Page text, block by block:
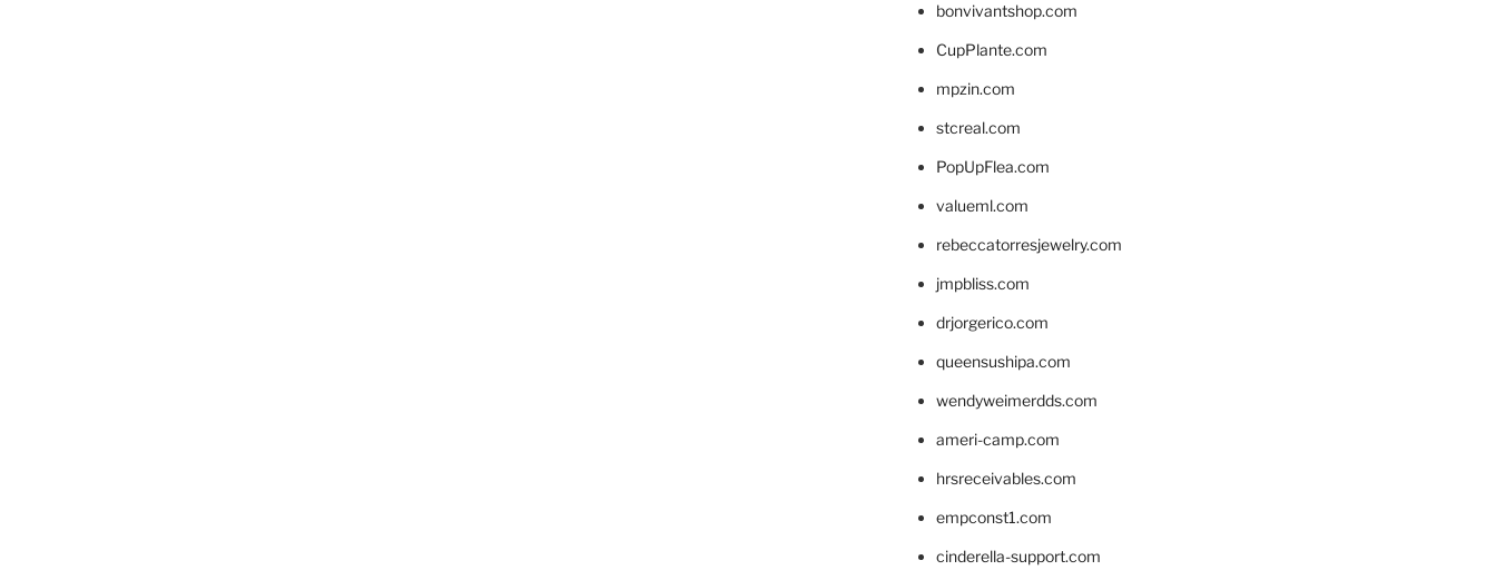
bonvivantshop.com
CupPlante.com
mpzin.com
stcreal.com
PopUpFlea.com
valueml.com
rebeccatorresjewelry.com
jmpbliss.com
drjorgerico.com
queensushipa.com
wendyweimerdds.com
ameri-camp.com
hrsreceivables.com
empconst1.com
cinderella-support.com